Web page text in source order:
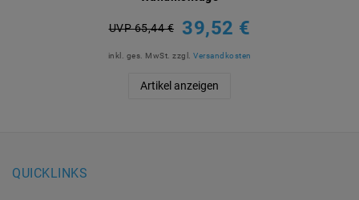
UVP 65,44 € 39,52 €
inkl. ges. MwSt. zzgl. Versandkosten
Artikel anzeigen
QUICKLINKS